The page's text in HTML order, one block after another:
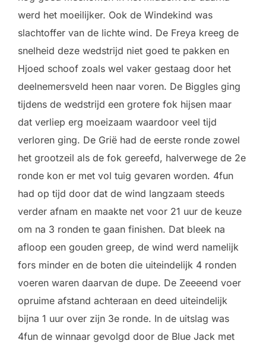
werd het moeilijker. Ook de Windekind was
slachtoffer van de lichte wind. De Freya kreeg de
snelheid deze wedstrijd niet goed te pakken en
Hjoed schoof zoals wel vaker gestaag door het
deelnemersveld heen naar voren. De Biggles ging
tijdens de wedstrijd een grotere fok hijsen maar
dat verliep erg moeizaam waardoor veel tijd
verloren ging. De Grië had de eerste ronde zowel
het grootzeil als de fok gereefd, halverwege de 2e
ronde kon er met vol tuig gevaren worden. 4fun
had op tijd door dat de wind langzaam steeds
verder afnam en maakte net voor 21 uur de keuze
om na 3 ronden te gaan finishen. Dat bleek na
afloop een gouden greep, de wind werd namelijk
fors minder en de boten die uiteindelijk 4 ronden
voeren waren daarvan de dupe. De Zeeeend voer
opruime afstand achteraan en deed uiteindelijk
bijna 1 uur over zijn 3e ronde. In de uitslag was
4fun de winnaar gevolgd door de Blue Jack met